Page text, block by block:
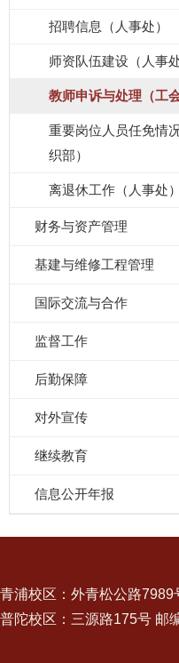
招聘信息（人事处）
师资队伍建设（人事处
教师申诉与处理（工会
重要岗位人员任免情
织部）
离退休工作（人事处）
财务与资产管理
基建与维修工程管理
国际交流与合作
监督工作
后勤保障
对外宣传
继续教育
信息公开年报
青浦校区：外青松公路7989
普陀校区：三源路175号 邮